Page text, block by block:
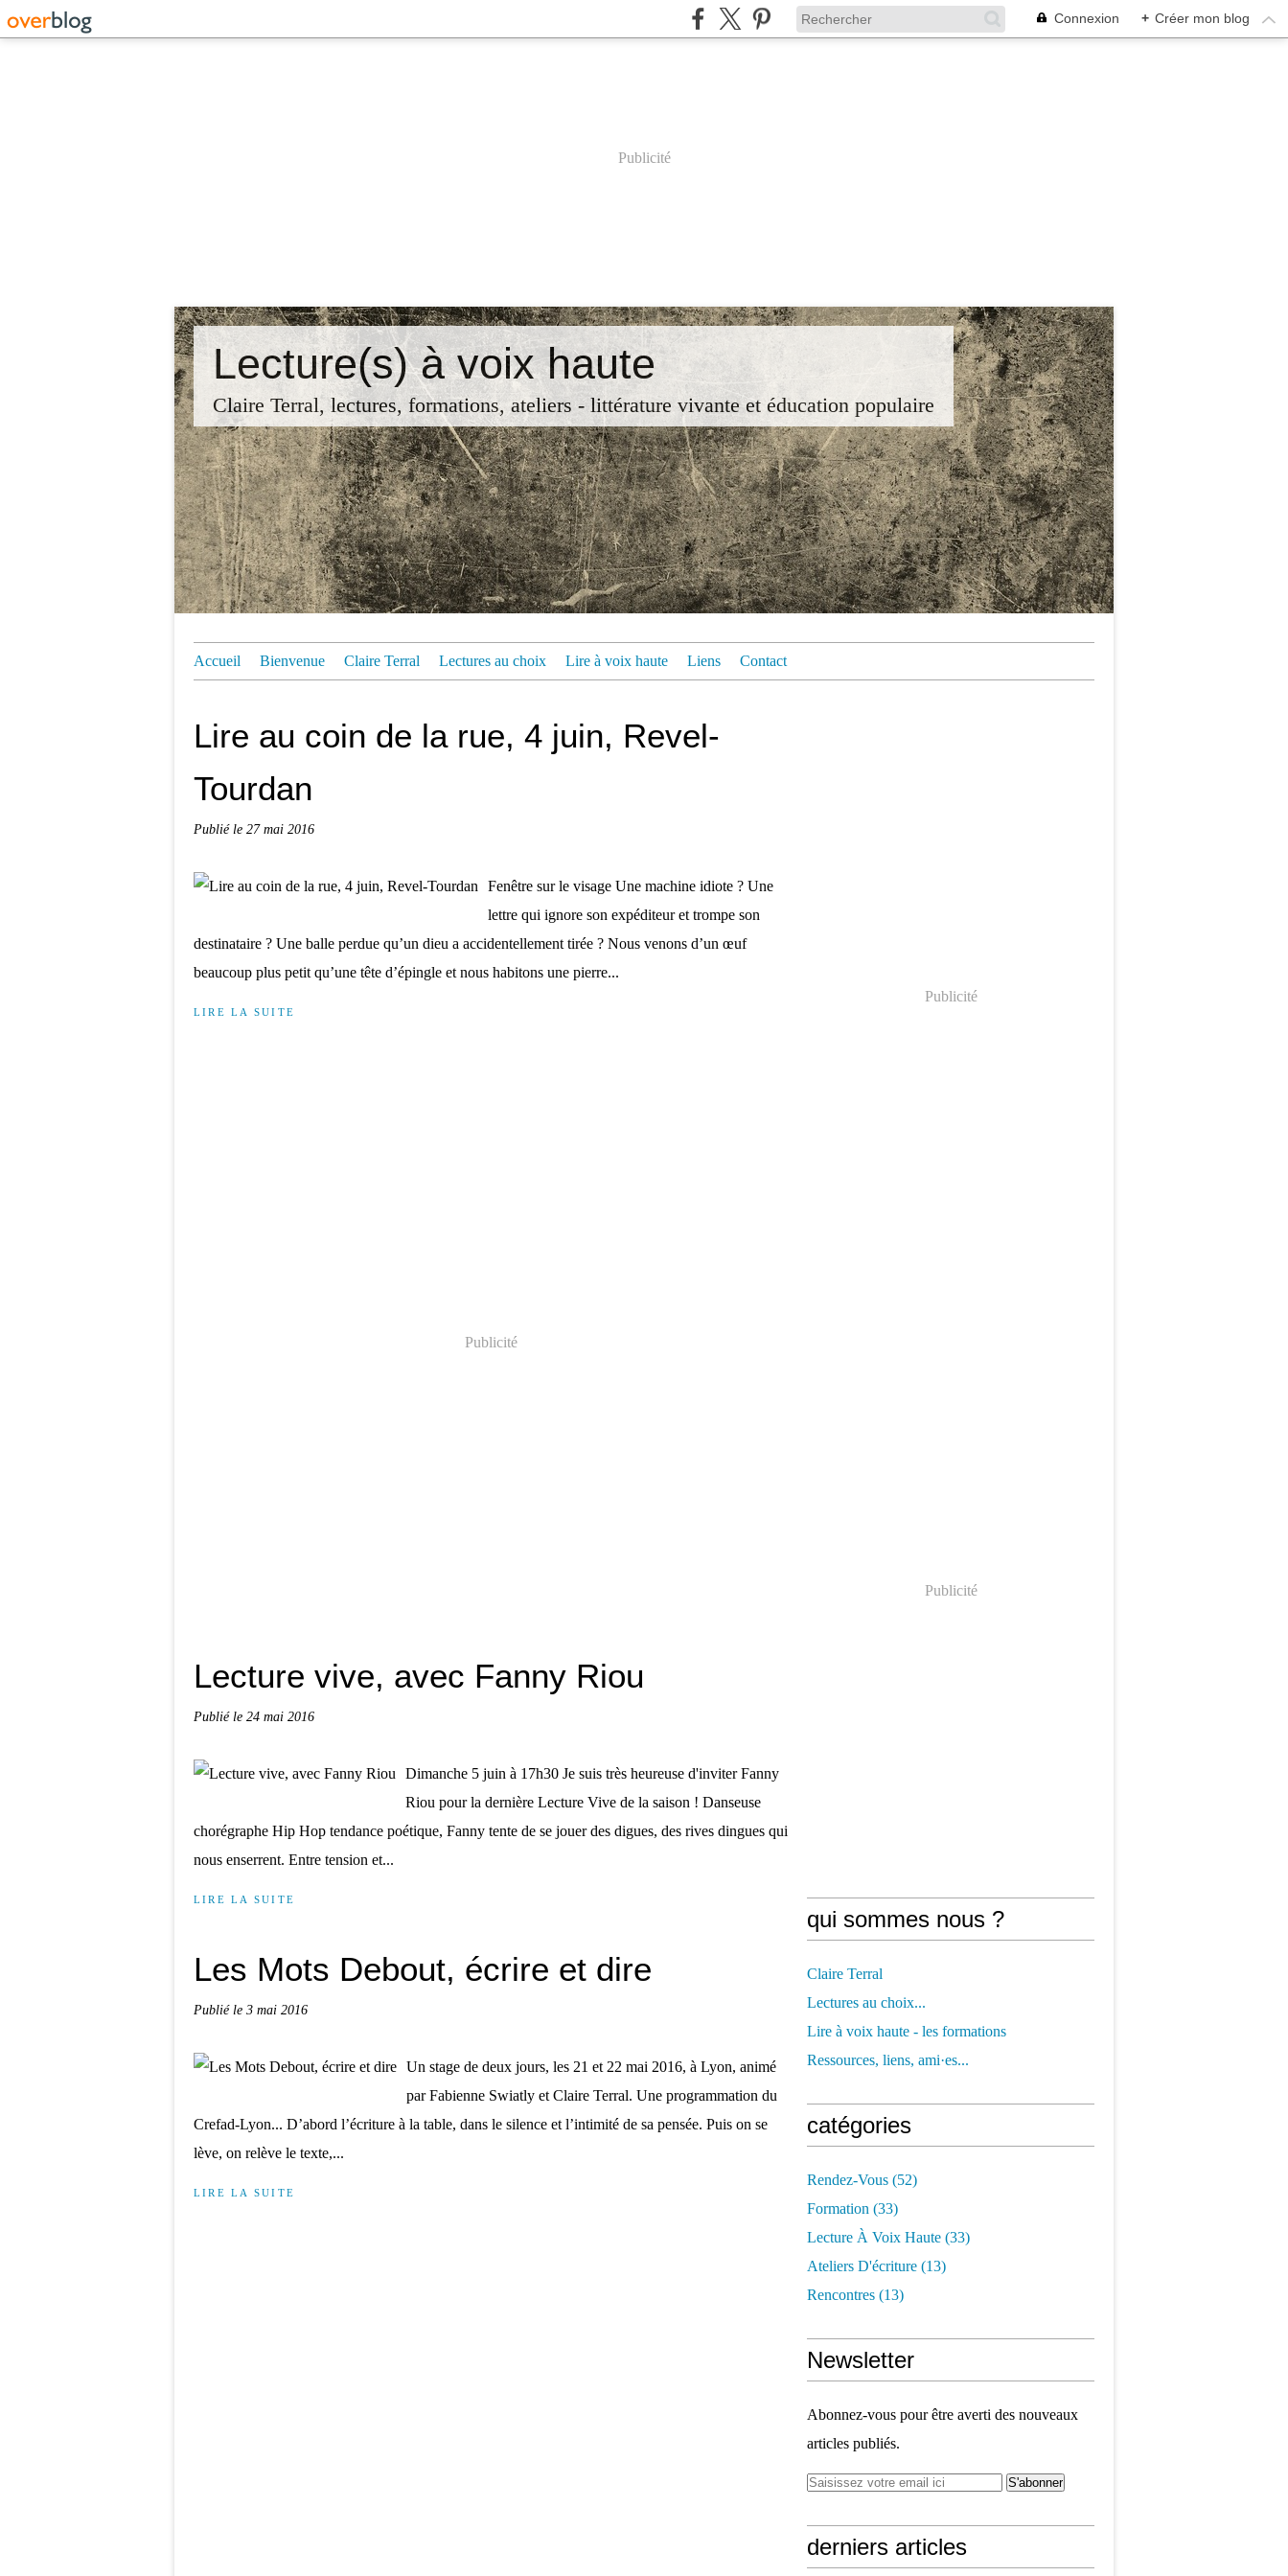
Connexion + Créer mon blog
Publicité
Lecture(s) à voix haute
Claire Terral, lectures, formations, ateliers - littérature vivante et éducation populaire
Accueil Bienvenue Claire Terral Lectures au choix Lire à voix haute Liens Contact
Lire au coin de la rue, 4 juin, Revel-
Tourdan
Publié le 27 mai 2016
Fenêtre sur le visage Une machine idiote ? Une
lettre qui ignore son expéditeur et trompe son
destinataire ? Une balle perdue qu’un dieu a accidentellement tirée ? Nous venons d’un œuf
beaucoup plus petit qu’une tête d’épingle et nous habitons une pierre...
LIRE LA SUITE
Publicité
Lecture vive, avec Fanny Riou
Publié le 24 mai 2016
Dimanche 5 juin à 17h30 Je suis très heureuse d'inviter Fanny
Riou pour la dernière Lecture Vive de la saison ! Danseuse
chorégraphe Hip Hop tendance poétique, Fanny tente de se jouer des digues, des rives dingues qui
nous enserrent. Entre tension et...
LIRE LA SUITE
Les Mots Debout, écrire et dire
Publié le 3 mai 2016
Un stage de deux jours, les 21 et 22 mai 2016, à Lyon, animé
par Fabienne Swiatly et Claire Terral. Une programmation du
Crefad-Lyon... D’abord l’écriture à la table, dans le silence et l’intimité de sa pensée. Puis on se
lève, on relève le texte,...
LIRE LA SUITE
Publicité
Publicité
qui sommes nous ?
Claire Terral
Lectures au choix...
Lire à voix haute - les formations
Ressources, liens, ami·es...
catégories
Rendez-Vous (52)
Formation (33)
Lecture À Voix Haute (33)
Ateliers D'écriture (13)
Rencontres (13)
Newsletter
Abonnez-vous pour être averti des nouveaux
articles publiés.
derniers articles